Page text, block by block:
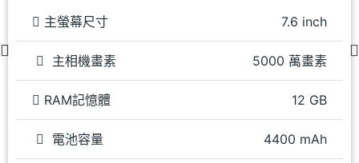
主螢幕尺寸 7.6 inch
主相機畫素 5000 萬畫素
RAM記憶體 12 GB
電池容量 4400 mAh